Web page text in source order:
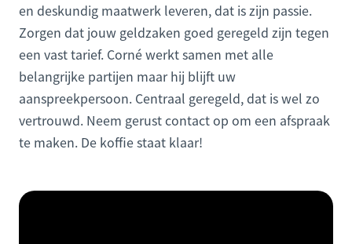
en deskundig maatwerk leveren, dat is zijn passie.
Zorgen dat jouw geldzaken goed geregeld zijn tegen
een vast tarief. Corné werkt samen met alle
belangrijke partijen maar hij blijft uw
aanspreekpersoon. Centraal geregeld, dat is wel zo
vertrouwd. Neem gerust contact op om een afspraak
te maken. De koffie staat klaar!